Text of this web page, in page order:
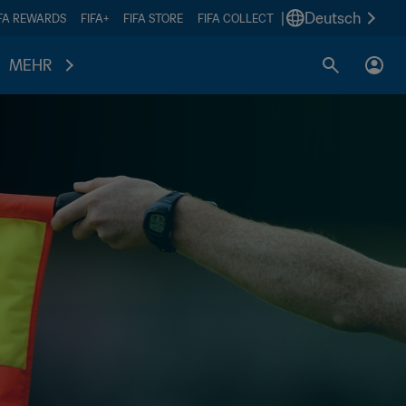
REWARDS FIFA+ FIFA STORE FIFA COLLECT Deutsch
MEHR